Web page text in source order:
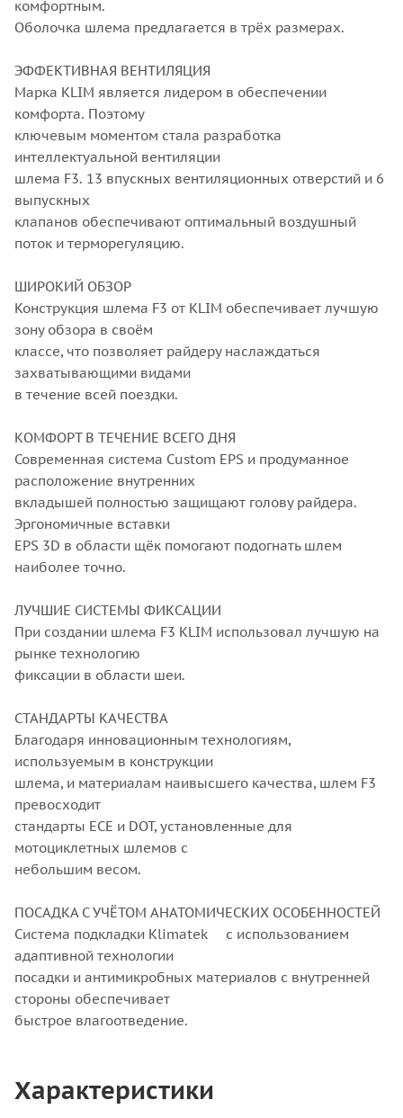
комфортным.
Оболочка шлема предлагается в трёх размерах.
ЭФФЕКТИВНАЯ ВЕНТИЛЯЦИЯ
Марка KLIM является лидером в обеспечении
комфорта. Поэтому
ключевым моментом стала разработка
интеллектуальной вентиляции
шлема F3. 13 впускных вентиляционных отверстий и 6
выпускных
клапанов обеспечивают оптимальный воздушный
поток и терморегуляцию.
ШИРОКИЙ ОБЗОР
Конструкция шлема F3 от KLIM обеспечивает лучшую
зону обзора в своём
классе, что позволяет райдеру наслаждаться
захватывающими видами
в течение всей поездки.
КОМФОРТ В ТЕЧЕНИЕ ВСЕГО ДНЯ
Современная система Custom EPS и продуманное
расположение внутренних
вкладышей полностью защищают голову райдера.
Эргономичные вставки
EPS 3D в области щёк помогают подогнать шлем
наиболее точно.
ЛУЧШИЕ СИСТЕМЫ ФИКСАЦИИ
При создании шлема F3 KLIM использовал лучшую на
рынке технологию
фиксации в области шеи.
СТАНДАРТЫ КАЧЕСТВА
Благодаря инновационным технологиям,
используемым в конструкции
шлема, и материалам наивысшего качества, шлем F3
превосходит
стандарты ECE и DOT, установленные для
мотоциклетных шлемов с
небольшим весом.
ПОСАДКА С УЧЁТОМ АНАТОМИЧЕСКИХ ОСОБЕННОСТЕЙ
Система подкладки Klimatek
с использованием
адаптивной технологии
посадки и антимикробных материалов с внутренней
стороны обеспечивает
быстрое влагоотведение.
Характеристики